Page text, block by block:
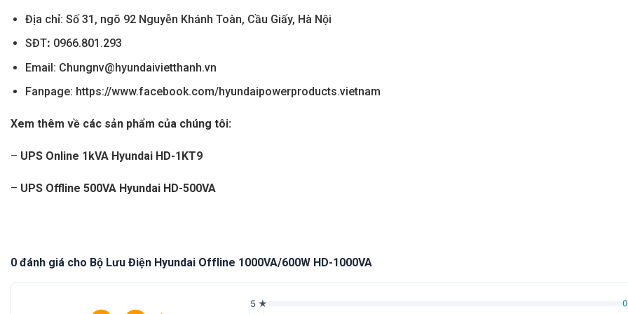
Địa chỉ: Số 31, ngõ 92 Nguyễn Khánh Toàn, Cầu Giấy, Hà Nội
SĐT: 0966.801.293
Email: Chungnv@hyundaivietthanh.vn
Fanpage: https://www.facebook.com/hyundaipowerproducts.vietnam
Xem thêm về các sản phẩm của chúng tôi:
– UPS Online 1kVA Hyundai HD-1KT9
– UPS Offline 500VA Hyundai HD-500VA
0 đánh giá cho Bộ Lưu Điện Hyundai Offline 1000VA/600W HD-1000VA
5 ★